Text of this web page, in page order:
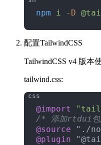
npm i -D
配置TailwindCSS
TailwindCSS v4 版本
tailwind.css:
@import
/* 添加rtdui包
@source "./
@plugin